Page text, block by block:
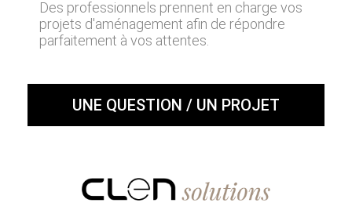
Des professionnels prennent en charge vos
projets d'aménagement afin de répondre
parfaitement à vos attentes.
UNE QUESTION / UN PROJET